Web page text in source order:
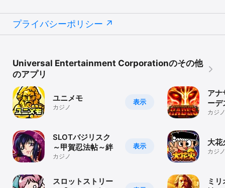
プライバシーポリシー
Universal Entertainment Corporationのその他
のアプリ
表示
ユニメモ
カジノ
表示
SLOTバジリスク
～甲賀忍法帖～絆
カジノ
スロットストリー
アナ
ーデ
カジノ
大花
カジノ
ミ